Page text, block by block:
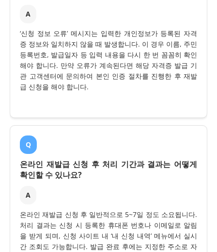
A
‘신청 정보 오류’ 메시지는 입력한 개인정보가 등록된 자격
증 정보와 일치하지 않을 때 발생합니다. 이 경우 이름, 주민
등록번호, 발급일자 등 입력 내용을 다시 한 번 꼼꼼히 확인
해야 합니다. 만약 오류가 계속된다면 해당 자격증 발급 기
관 고객센터에 문의하여 본인 인증 절차를 진행한 후 재발
급 신청을 해야 합니다.
Q
온라인 재발급 신청 후 처리 기간과 결과는 어떻게
확인할 수 있나요?
A
온라인 재발급 신청 후 일반적으로 5~7일 정도 소요됩니다.
처리 결과는 신청 시 등록한 휴대폰 번호나 이메일로 알림
을 받게 되며, 신청 사이트 내 ‘내 신청 내역’ 메뉴에서 실시
간 조회도 가능합니다. 발급 완료 후에는 지정한 주소로 자